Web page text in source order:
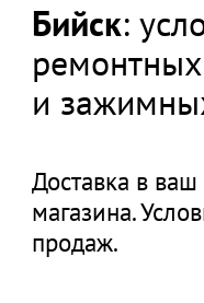
Бийск:
и
Доставка в
магазина.
продаж.